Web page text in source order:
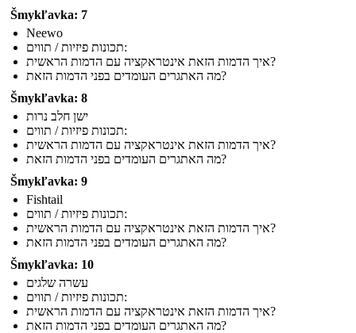
Šmykľavka: 7
Neewo
תכונות פיזיות / תווים:
איך הדמות הזאת אינטראקציה עם הדמות הראשית?
מה האתגרים העומדים בפני הדמות הזאת?
Šmykľavka: 8
ישן חלב נרות
תכונות פיזיות / תווים:
איך הדמות הזאת אינטראקציה עם הדמות הראשית?
מה האתגרים העומדים בפני הדמות הזאת?
Šmykľavka: 9
Fishtail
תכונות פיזיות / תווים:
איך הדמות הזאת אינטראקציה עם הדמות הראשית?
מה האתגרים העומדים בפני הדמות הזאת?
Šmykľavka: 10
עשרה שלגים
תכונות פיזיות / תווים:
איך הדמות הזאת אינטראקציה עם הדמות הראשית?
מה האתגרים העומדים בפני הדמות הזאת?